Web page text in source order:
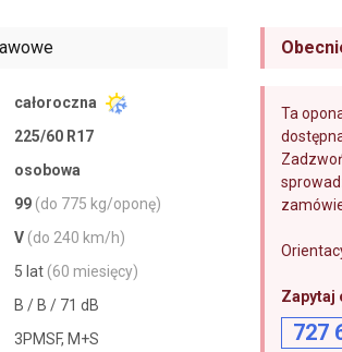
całoroczna
225/60 R17
osobowa
99 (do 775 kg/oponę)
V (do 240 km/h)
5 lat (60 miesięcy)
B / B / 71 dB
3PMSF, M+S
Ta
Zapytaj
727